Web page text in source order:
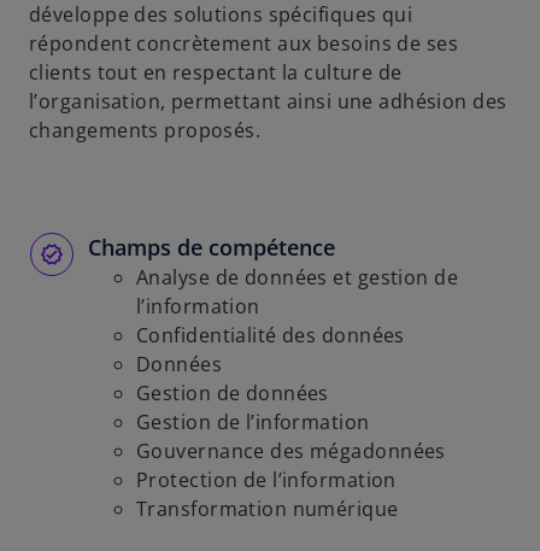
développe des solutions spécifiques qui
répondent concrètement aux besoins de ses
clients tout en respectant la culture de
l’organisation, permettant ainsi une adhésion des
changements proposés.
Champs de compétence
Analyse de données et gestion de
l’information
Confidentialité des données
Données
Gestion de données
Gestion de l’information
Gouvernance des mégadonnées
Protection de l’information
Transformation numérique